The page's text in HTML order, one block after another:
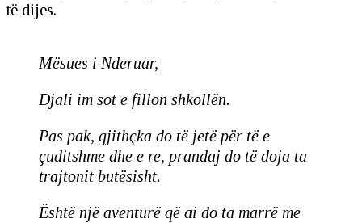
të dijes.
Mësues i Nderuar,
Djali im sot e fillon shkollën.
Pas pak, gjithçka do të jetë për të e
çuditshme dhe e re, prandaj do të doja ta
trajtonit butësisht.
Është një aventurë që ai do ta marrë me